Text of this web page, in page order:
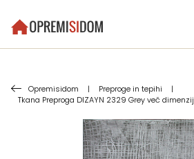
Opremisidom | Preproge in tepihi
|
Tkana Preproga DIZAYN 2329 Grey več dimenzij